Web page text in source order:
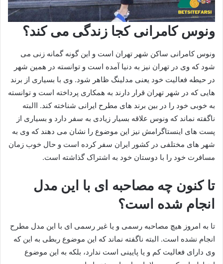
ونوس کامرانی کجا زندگی می کند؟
ونوس کامرانی ساکن شهر تهران است و این گونه گمانه زنی می
شود که وی در تهران نیز به دنیا آمده است و توانسته در همین شهر
در حیطه فعالیت خود یعنی مدلینگ ظاهر شود. وی با بسیاری از برند
هایی که در شهر تهران قرار دارند به همکاری پرداخته است و توانسته
به خوبی خود را در بین برند های مطرح ایرانی شناخته کند. االبته
ناگفته نماند که ونوس علاقه بسیار زیادی به سفر دارد و بسیاری از
پست های اینستاگرامش نیز این موضوع را نشان می دهند که وی به
شهر های مختلفی در کشور ایران سفر کرده است و حال خوب زمان
مسافرت خود را با دوستان خود به اشتراک گذاشته است.
تا کنون چه مصاحبه ای با این مدل
انجام شده است؟
تا به امروز هیچ مصاحبه رسمی و یا غیر رسمی ای با این مدل مطرح
انجام نشده است. البته ناگفته نماند که این موضوع ربطی به این که
وی دارای فعالیت کم و یا پایینی است ندارد، بلکه به این موضوع